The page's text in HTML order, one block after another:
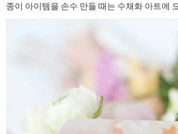
종이 아이템을 손수 만들 때는 수채화 아트에